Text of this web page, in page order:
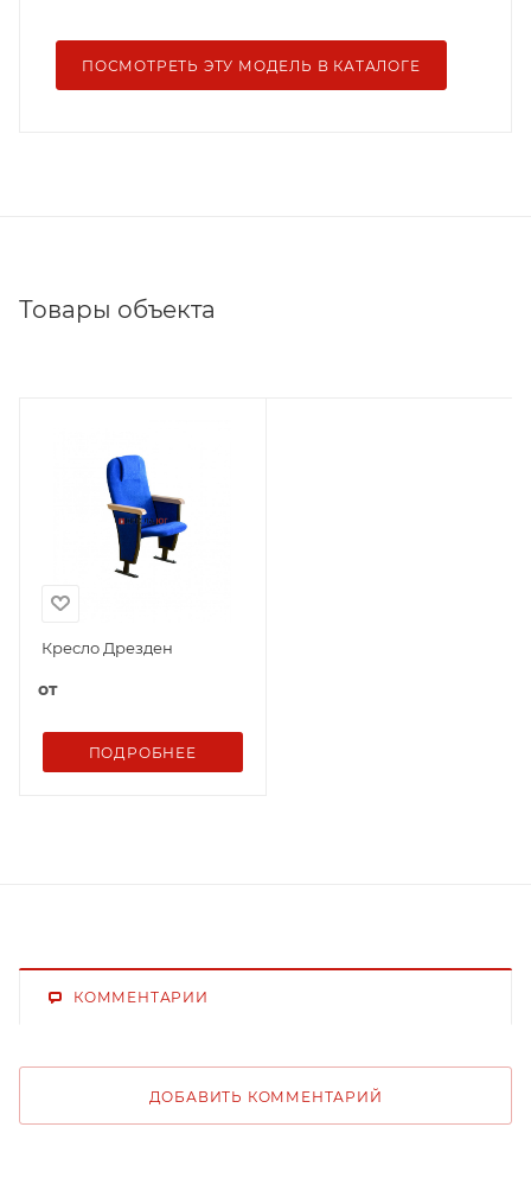
ПОСМОТРЕТЬ ЭТУ МОДЕЛЬ В КАТАЛОГЕ
Товары объекта
Кресло Дрезден
от
ПОДРОБНЕЕ
КОММЕНТАРИИ
ДОБАВИТЬ КОММЕНТАРИЙ